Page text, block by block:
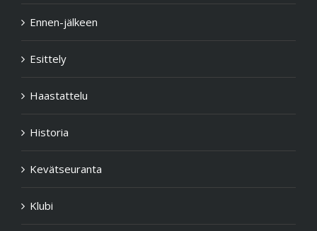
Ennen-jälkeen
Esittely
Haastattelu
Historia
Kevätseuranta
Klubi